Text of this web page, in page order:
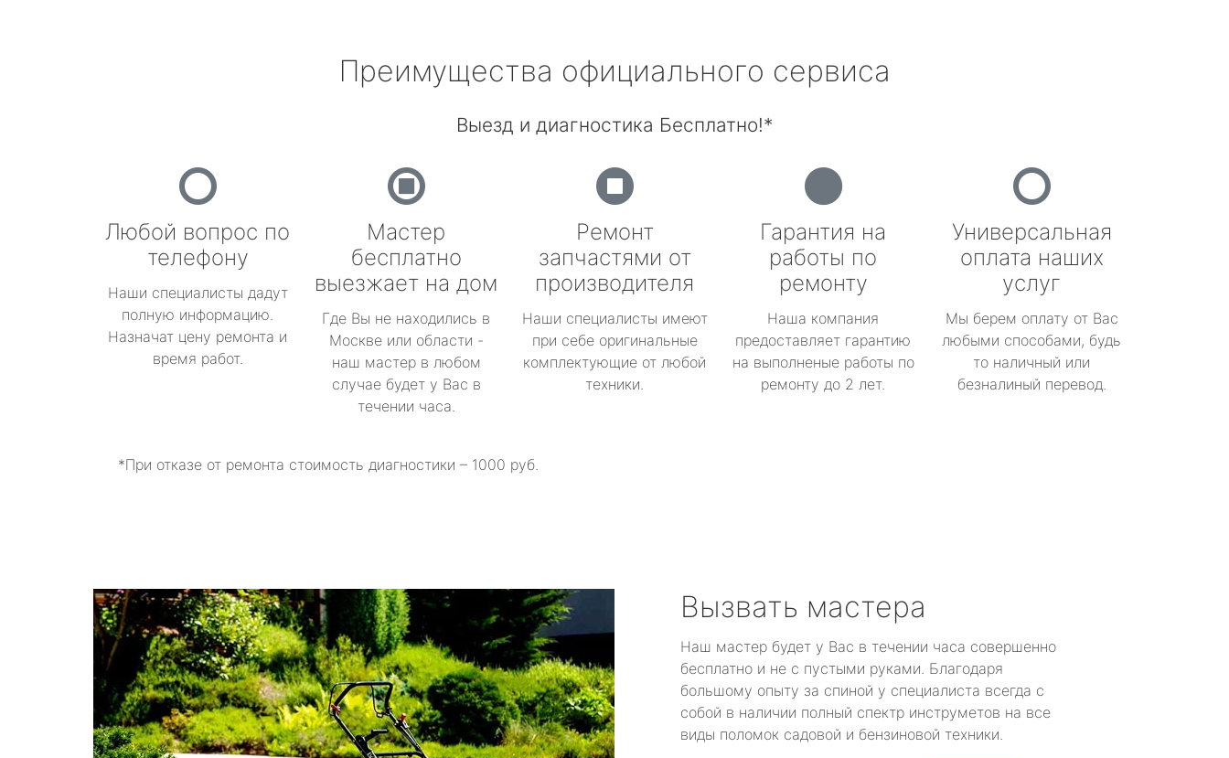
Преимущества официального сервиса
Выезд и диагностика Бесплатно!*
Любой вопрос по
телефону
Наши специалисты дадут
полную информацию.
Назначат цену ремонта и
время работ.
Мастер
бесплатно
выезжает на дом
Где Вы не находились в
Москве или области -
наш мастер в любом
случае будет у Вас в
течении часа.
Ремонт
запчастями от
производителя
Наши специалисты имеют
при себе оригинальные
комплектующие от любой
техники.
Гарантия на
работы по
ремонту
Наша компания
предоставляет гарантию
на выполненые работы по
ремонту до 2 лет.
Универсальная
оплата наших
услуг
Мы берем оплату от Вас
любыми способами, будь
то наличный или
безналиный перевод.
*При отказе от ремонта стоимость диагностики – 1000 руб.
Вызвать мастера
Наш мастер будет у Вас в течении часа совершенно
бесплатно и не с пустыми руками. Благодаря
большому опыту за спиной у специалиста всегда с
собой в наличии полный спектр инструметов на все
виды поломок садовой и бензиновой техники.